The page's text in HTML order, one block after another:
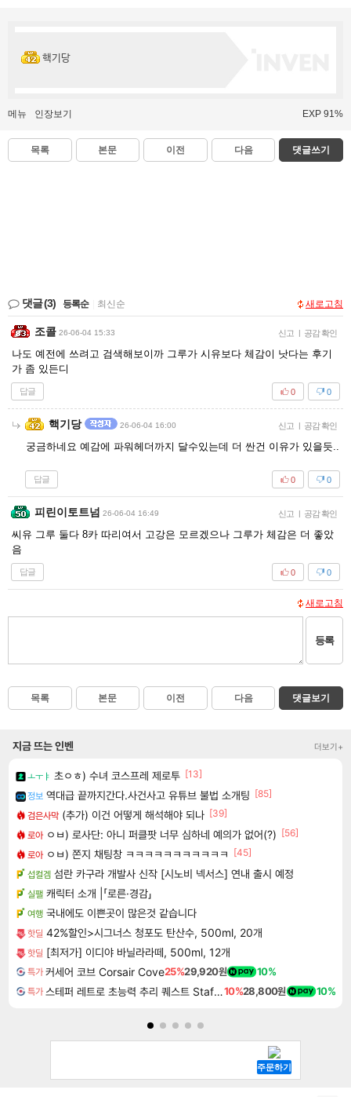
핵기당
메뉴 인장보기 EXP 91%
목록 본문 이전 다음 댓글쓰기
댓글(3) 등록순 최신순 새로고침
조콜 26-06-04 15:33 신고 | 공감 확인
나도 예전에 쓰려고 검색해보이까 그루가 시유보다 체감이 낫다는 후기
가 좀 있든디
답글 0
0
핵기당 26-06-04 16:00 신고 | 공감 확인
궁금하네요 예감에 파워헤더까지 달수있는데 더 싼건 이유가 있을듯..
답글 0
0
피린이토트넘 26-06-04 16:49 신고 | 공감 확인
씨유 그루 둘다 8카 따리여서 고강은 모르겠으나 그루가 체감은 더 좋았
음
답글 0
0
새로고침
등록
목록 본문 이전 다음 댓글보기
지금 뜨는 인벤 더보기+
ㅗㅜㅑ 초ㅇㅎ) 수녀 코스프레 제로투 [13]
정보 역대급 끝까지간다.사건사고 유튜브 불법 소개팅 [85]
검은사막 (추가) 이건 어떻게 해석해야 되나 [39]
로아 ㅇㅂ) 로사단: 아니 퍼클팟 너무 심하네 예의가 없어(?) [56]
로아 ㅇㅂ) 쫀지 채팅창 ㅋㅋㅋㅋㅋㅋㅋㅋㅋㅋㅋ
[45]
섭컬겜 섬란 카구라 개발사 신작 [시노비 넥서스] 연내 출시 예정
실팰 캐릭터 소개 |「로른·경감」
여행 국내에도 이쁜곳이 많은것 같습니다
핫딜 42%할인>시그너스 청포도 탄산수, 500ml, 20개
핫딜 [최저가] 이디야 바닐라라떼, 500ml, 12개
특가 커세어 코브 Corsair Cove25%29,920원 10%
특가 스테퍼 레트로 초능력 추리 퀘스트 Staffer Retro A Supernatural Mystery Quest10%28,800원 10%